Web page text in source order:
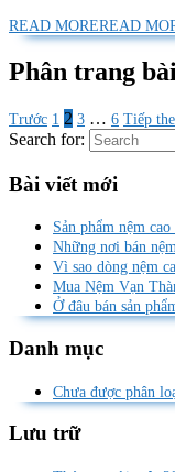
READ MOREREAD
Phân trang
Trước 1 2 3 … 6 Tiếp
Search for:
Bài viết mới
Sản phẩm nệm
Những nơi bán
Vì sao dòng nệm
Mua Nệm Vạn
Ở đâu bán sản
Danh mục
Chưa được phân
Lưu trữ